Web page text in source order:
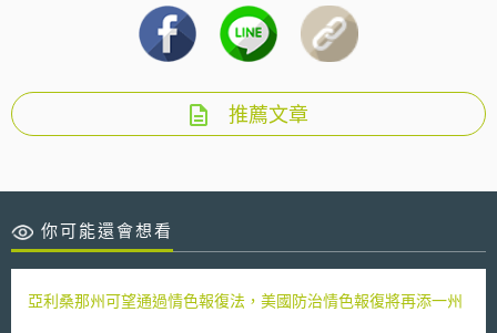
推薦文章
你可能還會想看
亞利桑那州可望通過情色報復法，美國防治情色報復將再添一州